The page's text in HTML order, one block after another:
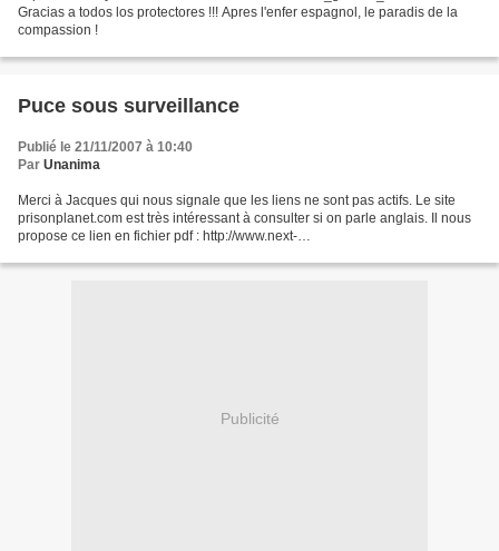
Gracias a todos los protectores !!! Apres l'enfer espagnol, le paradis de la
compassion !
Puce sous surveillance
Publié le 21/11/2007 à 10:40
Par Unanima
Merci à Jacques qui nous signale que les liens ne sont pas actifs. Le site
prisonplanet.com est très intéressant à consulter si on parle anglais. Il nous
propose ce lien en fichier pdf : http://www.next-
LesAnimaux09092007.pdf...
Publicité